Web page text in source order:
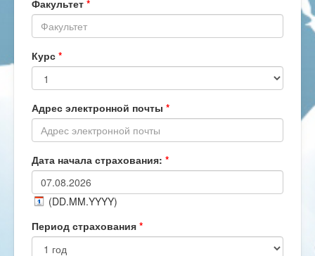
Факультет *
Курс *
Адрес электронной почты *
Дата начала страхования: *
(DD.MM.YYYY)
Период страхования *